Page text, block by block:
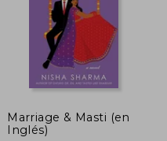
45%
dcto.
Marriage & Masti (en
Inglés)